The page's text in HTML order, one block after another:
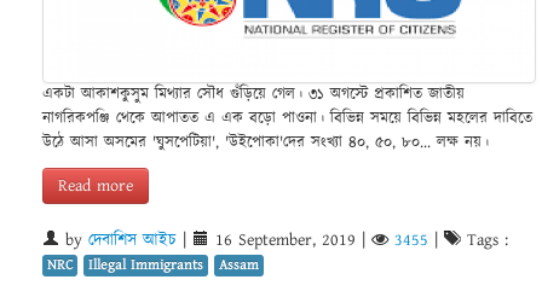
একটা আকাশকুসুম মিথ্যার সৌধ গুঁড়িয়ে গেল। ৩১ অগস্টে প্রকাশিত জাতীয়
নাগরিকপঞ্জি থেকে আপাতত এ এক বড়ো পাওনা। বিভিন্ন সময়ে বিভিন্ন মহলের দাবিতে
উঠে আসা অসমের 'ঘুসপেটিয়া', 'উইপোকা'দের সংখ্যা ৪০, ৫০, ৮০... লক্ষ নয়।
Read more
by দেবাশিস আইচ 16 September, 2019 3455 Tags :
NRC Illegal Immigrants Assam